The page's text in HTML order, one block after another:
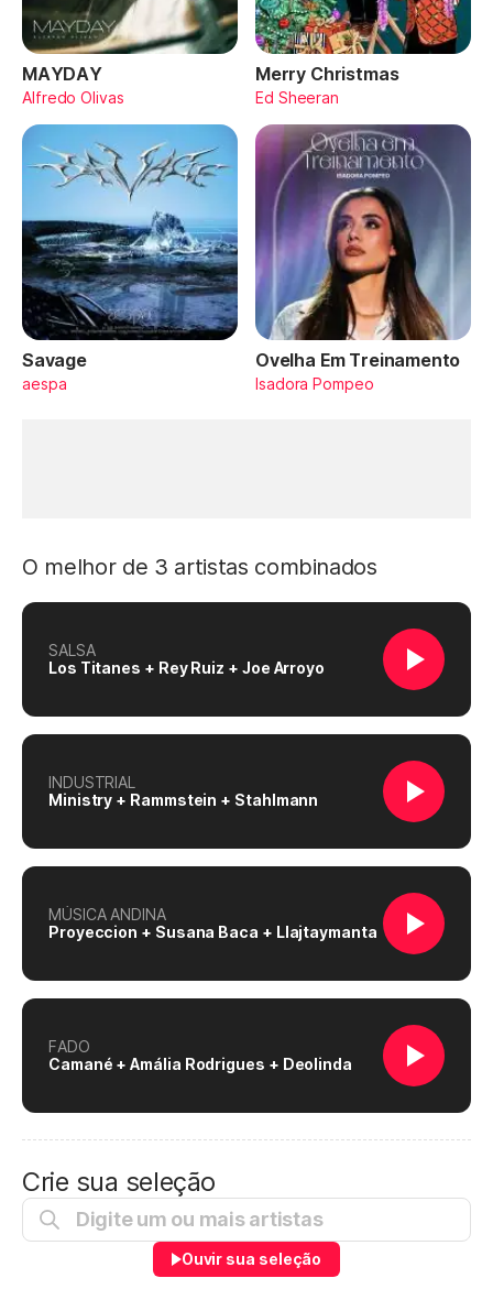
MAYDAY
Alfredo Olivas
Merry Christmas
Ed Sheeran
Savage
aespa
Ovelha Em Treinamento
Isadora Pompeo
O melhor de 3 artistas combinados
SALSA
Los Titanes + Rey Ruiz + Joe Arroyo
INDUSTRIAL
Ministry + Rammstein + Stahlmann
MÚSICA ANDINA
Proyeccion + Susana Baca + Llajtaymanta
FADO
Camané + Amália Rodrigues + Deolinda
Crie sua seleção
Ouvir sua seleção